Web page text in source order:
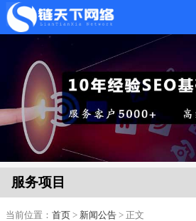
网站托管_网站托管代运
营_SEO优化外包服务
服务项目
当前位置： 首页 > 新闻公告 > 正文